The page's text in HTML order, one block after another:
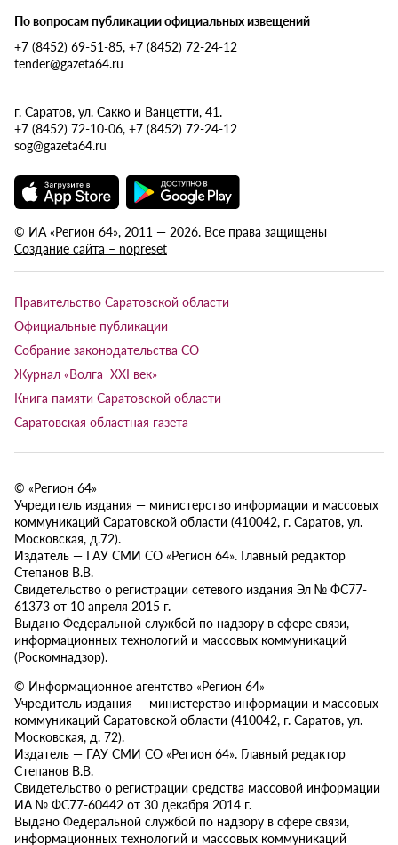
По вопросам публикации официальных извещений
+7 (8452) 69-51-85, +7 (8452) 72-24-12
tender@gazeta64.ru
г. Саратов, ул. Сакко и Ванцетти, 41.
+7 (8452) 72-10-06, +7 (8452) 72-24-12
sog@gazeta64.ru
© ИА «Регион 64», 2011 — 2026. Все права защищены
Создание сайта – nopreset
Правительство Саратовской области
Официальные публикации
Собрание законодательства СО
Журнал «Волга XXI век»
Книга памяти Саратовской области
Саратовская областная газета
© «Регион 64»
Учредитель издания — министерство информации и массовых
коммуникаций Саратовской области (410042, г. Саратов, ул.
Московская, д.72).
Издатель — ГАУ СМИ СО «Регион 64». Главный редактор
Степанов В.В.
Свидетельство о регистрации сетевого издания Эл № ФС77-
61373 от 10 апреля 2015 г.
Выдано Федеральной службой по надзору в сфере связи,
информационных технологий и массовых коммуникаций
(Роскомнадзор).
© Информационное агентство «Регион 64»
Учредитель издания — министерство информации и массовых
коммуникаций Саратовской области (410042, г. Саратов, ул.
Московская, д. 72).
Издатель — ГАУ СМИ СО «Регион 64». Главный редактор
Степанов В.В.
Свидетельство о регистрации средства массовой информации
ИА № ФС77-60442 от 30 декабря 2014 г.
Выдано Федеральной службой по надзору в сфере связи,
информационных технологий и массовых коммуникаций